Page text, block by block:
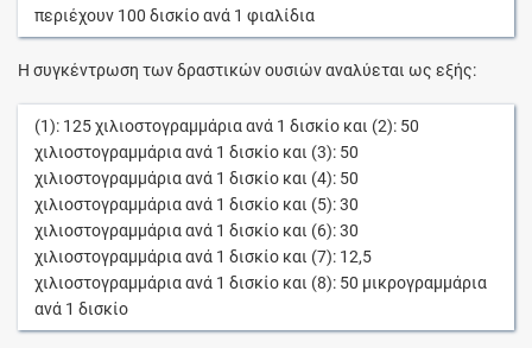
περιέχουν 100 δισκίοανά 1 φιαλίδια
Η συγκέντρωση των δραστικών ουσιών αναλύεται ως εξής:
(1): 125χιλιοστογραμμάριαανά 1 δισκίο και (2): 50
χιλιοστογραμμάριαανά 1 δισκίο και (3): 50
χιλιοστογραμμάριαανά 1 δισκίο και (4): 50
χιλιοστογραμμάριαανά 1 δισκίο και (5):30
χιλιοστογραμμάριαανά 1 δισκίο και (6):30
χιλιοστογραμμάριαανά 1 δισκίο και (7): 12,5
χιλιοστογραμμάριαανά 1 δισκίο και (8): 50 μικρογραμμάρια
ανά 1 δισκίο